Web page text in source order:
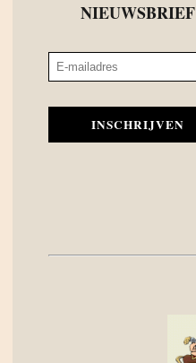
NIEUWSBRIEF
INSCHRIJVEN